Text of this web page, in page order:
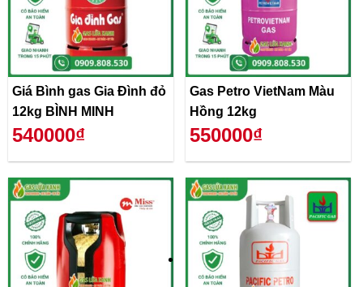
Giá Bình gas Gia Đình đỏ
12kg BÌNH MINH
540000₫
Gas Petro VietNam Màu
Hồng 12kg
550000₫